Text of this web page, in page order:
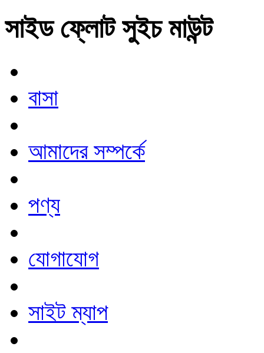
সাইড ফ্লোট সুইচ মাউন্ট
বাসা
আমাদের সম্পর্কে
পণ্য
যোগাযোগ
সাইট ম্যাপ